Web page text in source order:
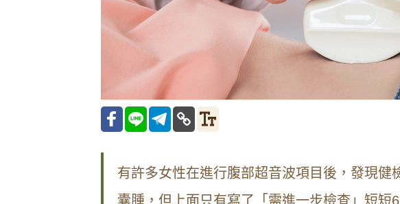
有許多女性在進行腹部超音波項目後，發現健
囊腫，但上面只有寫了「需進一步檢查」短短